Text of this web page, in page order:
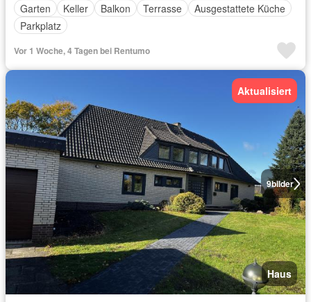
Garten
Keller Balkon Terrasse
Ausgestattete Küche
Parkplatz
Vor 1 Woche, 4 Tagen bei Rentumo
9bilder
Aktualisiert
Haus